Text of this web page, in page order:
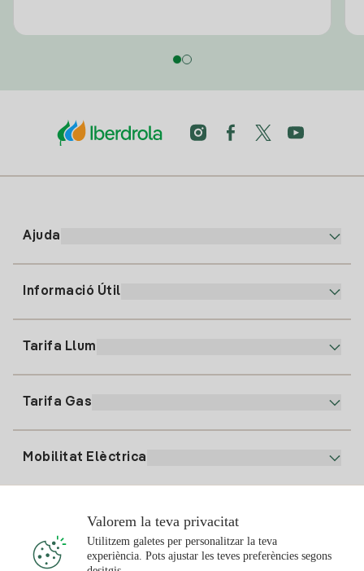
Ajuda
91 919 52 73
clientes@tuiberdrola.es
Informació Útil
Alta Gas
Tarifa Llum
Tarifa Gas
Mobilitat Elèctrica
Punts de Recàrrega
Valorem la teva privacitat
Utilitzem galetes per personalitzar la teva
experiència. Pots ajustar les teves preferències segons